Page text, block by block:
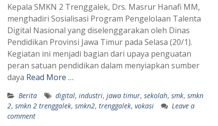
Kepala SMKN 2 Trenggalek, Drs. Masrur Hanafi MM,
menghadiri Sosialisasi Program Pengelolaan Talenta
Digital Nasional yang diselenggarakan oleh Dinas
Pendidikan Provinsi Jawa Timur pada Selasa (20/1).
Kegiatan ini menjadi bagian dari upaya penguatan
peran satuan pendidikan dalam menyiapkan sumber
daya Read More …
Berita digital, industri, jawa timur, sekolah, smk, smkn
2, smkn 2 trenggalek, smkn2, trenggalek, vokasi
Leave a
comment